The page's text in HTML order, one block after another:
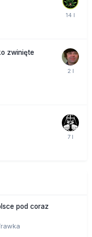
zwinięte
pod coraz